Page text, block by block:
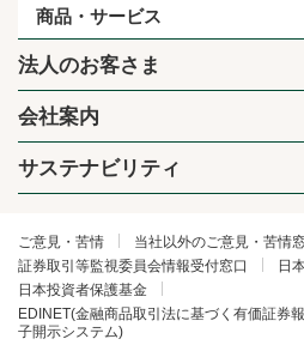
商品・サービス
法人のお客さま
会社案内
サステナビリティ
ご意見・苦情
当社以外のご意見・苦情
証券取引等監視委員会情報受付窓口
日
日本投資者保護基金
EDINET(金融商品取引法に基づく有価証券
子開示システム)